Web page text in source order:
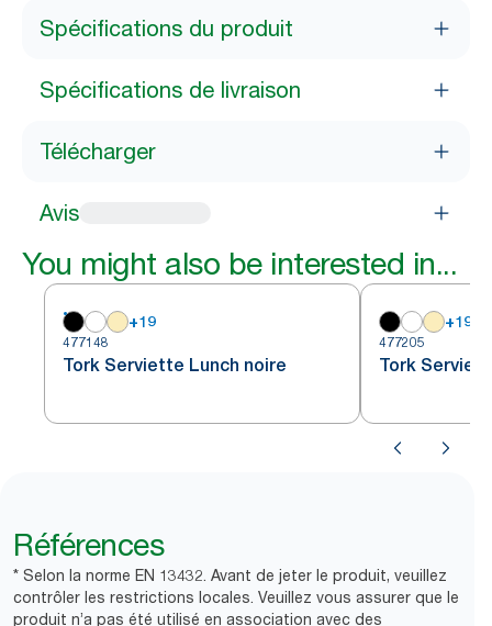
Spécifications du produit
Spécifications de livraison
Télécharger
Avis
You might also be interested in...
+19
477148
Tork Serviette Lunch noire
+19
477205
Tork
Références
* Selon la norme EN 13432. Avant de jeter le produit, veuillez
contrôler les restrictions locales. Veuillez vous assurer que le
produit n’a pas été utilisé en association avec des